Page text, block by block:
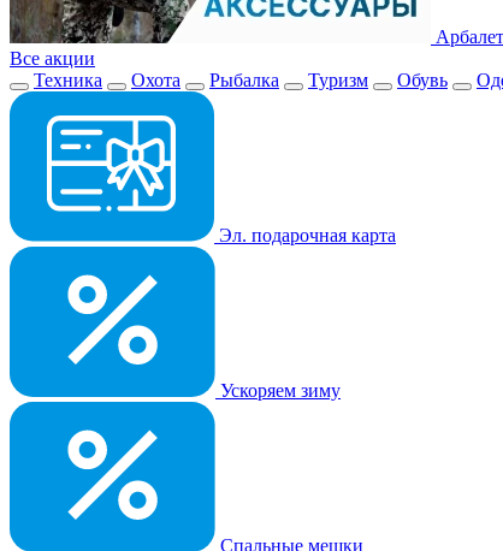
Все акции
Техника
Охота Рыбалка Туризм Обувь
Эл. подарочная карта
Ускоряем зиму
Спальные мешки